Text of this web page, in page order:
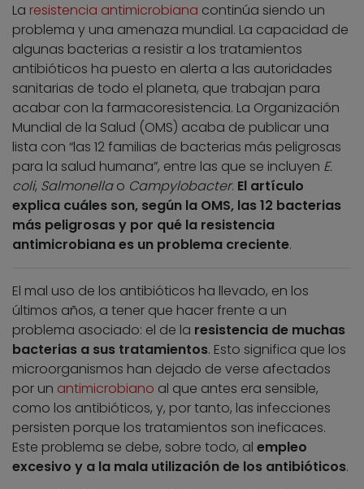
La resistencia antimicrobiana continúa siendo un
problema y una amenaza mundial. La capacidad de
algunas bacterias a resistir a los tratamientos
antibióticos ha puesto en alerta a las autoridades
sanitarias de todo el planeta, que trabajan para
acabar con la farmacoresistencia. La Organización
Mundial de la Salud (OMS) acaba de publicar una
lista con “las 12 familias de bacterias más peligrosas
para la salud humana”, entre las que se incluyen E.
coli, Salmonellao Campylobacter. El artículo
explica cuáles son, según la OMS, las 12 bacterias
más peligrosas y por qué la resistencia
antimicrobiana es un problema creciente.
El mal uso de los antibióticos ha llevado, en los
últimos años, a tener que hacer frente a un
problema asociado: el de la resistencia de muchas
bacterias a sus tratamientos. Esto significa que los
microorganismos han dejado de verse afectados
por un antimicrobiano al que antes era sensible,
como los antibióticos, y, por tanto, las infecciones
persisten porque los tratamientos son ineficaces.
Este problema se debe, sobre todo, al empleo
excesivo y a la mala utilización de los antibióticos.